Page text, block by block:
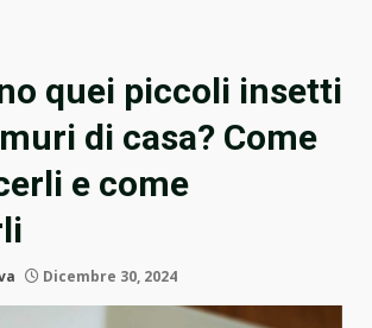
quei piccoli insetti
di casa? Come
e come
Dicembre 30, 2024